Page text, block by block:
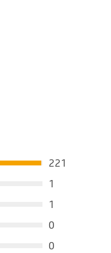
221
1
1
0
0